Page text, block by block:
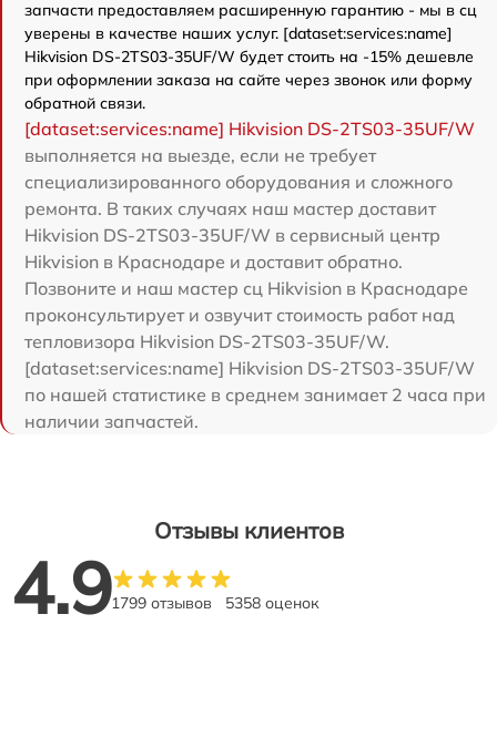
запчасти предоставляем расширенную гарантию - мы в сц
уверены в качестве наших услуг. [dataset:services:name]
Hikvision DS-2TS03-35UF/W будет стоить на -15% дешевле
при оформлении заказа на сайте через звонок или форму
обратной связи.
[dataset:services:name] Hikvision DS-2TS03-35UF/W
выполняется на выезде, если не требует
специализированного оборудования и сложного
ремонта. В таких случаях наш мастер доставит
Hikvision DS-2TS03-35UF/W в сервисный центр
Hikvision в Краснодаре и доставит обратно.
Позвоните и наш мастер сц Hikvision в Краснодаре
проконсультирует и озвучит стоимость работ над
тепловизора Hikvision DS-2TS03-35UF/W.
[dataset:services:name] Hikvision DS-2TS03-35UF/W
по нашей статистике в среднем занимает 2 часа при
наличии запчастей.
Отзывы клиентов
4.91799 отзывов 5358 оценок